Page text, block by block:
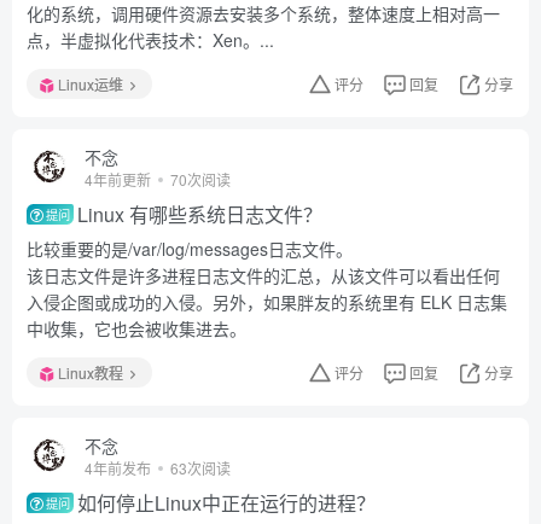
化的系统，调用硬件资源去安装多个系统，整体速度上相对高一
点，半虚拟化代表技术：Xen。...
Linux运维 评分 回复 分享
不念
4年前更新 70次阅读
提问 Linux 有哪些系统日志文件？
比较重要的是/var/log/messages日志文件。
该日志文件是许多进程日志文件的汇总，从该文件可以看出任何
入侵企图或成功的入侵。另外，如果胖友的系统里有 ELK 日志集
中收集，它也会被收集进去。
Linux教程 评分 回复 分享
不念
4年前发布 63次阅读
提问 如何停止Linux中正在运行的进程？